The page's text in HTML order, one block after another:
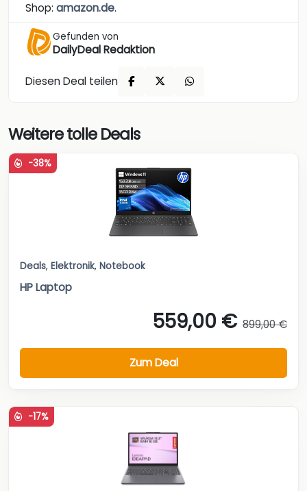
Shop: amazon.de.
Gefunden von
DailyDeal Redaktion
Diesen Deal teilen
Weitere tolle Deals
-38%
Deals, Elektronik, Notebook
HP Laptop
559,00 € 899,00 €
Zum Deal
-17%